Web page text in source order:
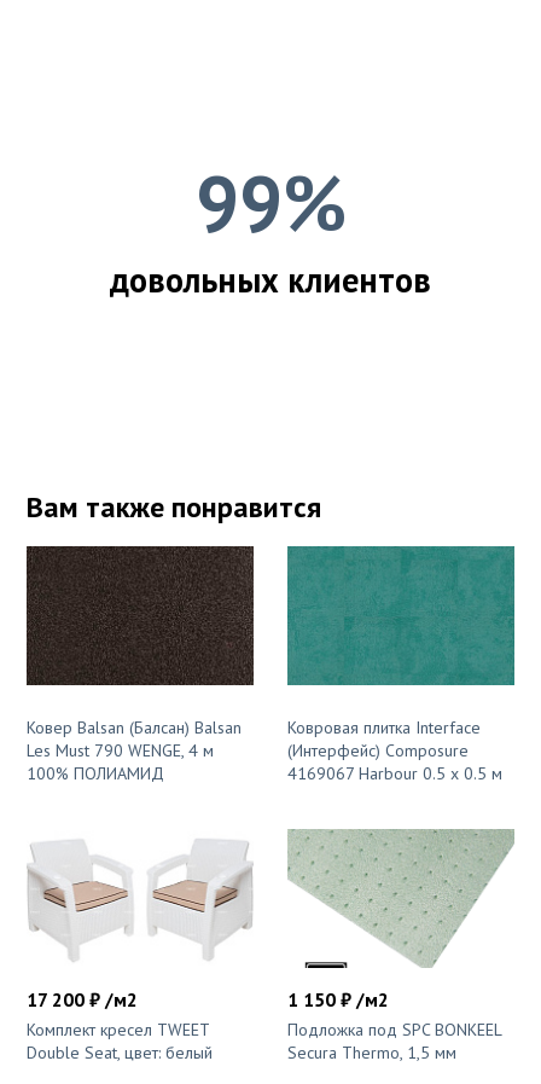
99%
довольных клиентов
Вам также понравится
Ковер Balsan (Балсан) Balsan
Les Must 790 WENGE, 4 м
100% ПОЛИАМИД
Ковровая плитка Interface
(Интерфейс) Composure
4169067 Harbour 0.5 x 0.5 м
17 200 ₽ /м2
Комплект кресел TWEET
Double Seat, цвет: белый
1 150 ₽ /м2
Подложка под SPC BONKEEL
Secura Thermo, 1,5 мм